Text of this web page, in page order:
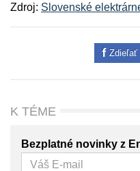
Zdroj: Slovenské
Zdieľať
K TÉME
Bezplatné novinky z